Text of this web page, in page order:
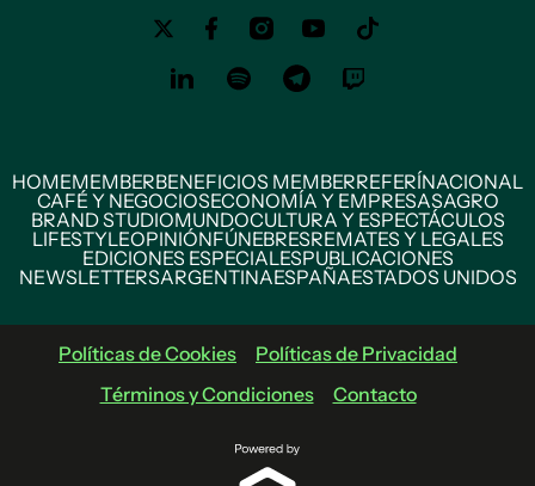
HOMEMEMBERBENEFICIOS MEMBERREFERÍNACIONAL
CAFÉ Y NEGOCIOSECONOMÍA Y EMPRESASAGRO
BRAND STUDIOMUNDOCULTURA Y ESPECTÁCULOS
LIFESTYLEOPINIÓNFÚNEBRESREMATES Y LEGALES
EDICIONES ESPECIALESPUBLICACIONES
NEWSLETTERSARGENTINAESPAÑAESTADOS UNIDOS
Políticas de Cookies
Políticas de Privacidad
Términos y Condiciones
Contacto